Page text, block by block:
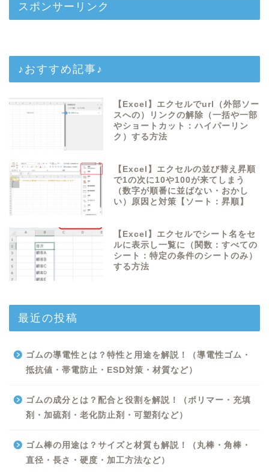
スポンサーリンク
♪おすすめ記事♪
【Excel】エクセルでurl（外部ソー
スへの）リンクの解除（一括や一部
やショートカット：ハイパーリン
ク）する方法
【Excel】エクセルの並び替え昇順
で1の次に10や100が来てしまう
（数字が順番に並ばない・おかし
い）原因と対策【ソート：昇順】
【Excel】エクセルでシート名をセ
ルに表示し一覧に（関数：すべての
シート：特定の条件のシートのみ）
する方法
最近の投稿
ゴムの導電性とは？特性と用途を解説！（導電性ゴム・
抵抗値・帯電防止・ESD対策・材質など）
ゴムの成分とは？配合と役割を解説！（ポリマー・充填
剤・加硫剤・老化防止剤・可塑剤など）
ゴム棒の用途は？サイズと材質も解説！（丸棒・角棒・
直径・長さ・硬度・加工方法など）